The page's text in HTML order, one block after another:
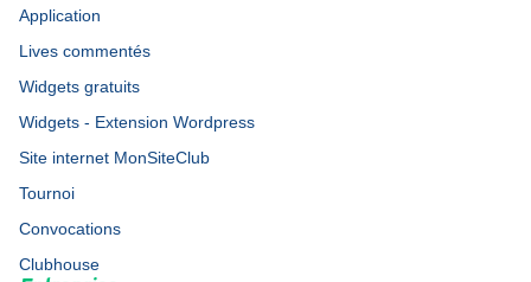
Application
Lives commentés
Widgets gratuits
Widgets - Extension Wordpress
Site internet MonSiteClub
Tournoi
Convocations
Clubhouse